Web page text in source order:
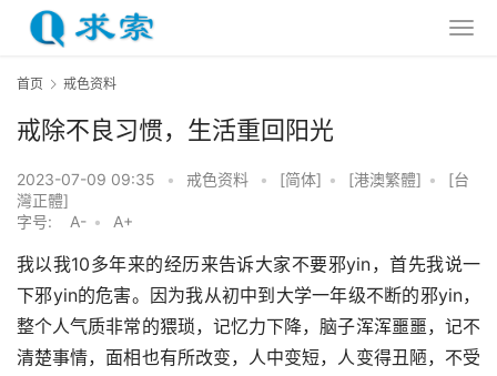
首页 戒色资料
戒除不良习惯，生活重回阳光
2023-07-09 09:35 • 戒色资料 • [简体] • [港澳繁體] •
[台
灣正體]
字号:
A- • A+
我以我10多年来的经历来告诉大家不要邪yin，首先我说一
下邪yin的危害。因为我从初中到大学一年级不断的邪yin，
整个人气质非常的猥琐，记忆力下降，脑子浑浑噩噩，记不
清楚事情，面相也有所改变，人中变短，人变得丑陋，不受